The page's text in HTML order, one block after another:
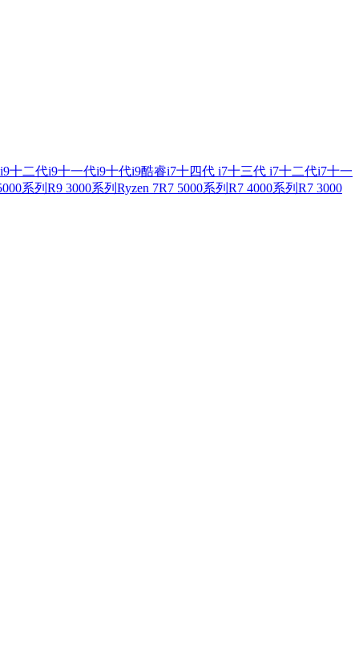
十二代i9十一代i9十代i9酷睿i7十四代 i7十三代 i7十二代i7十一
系列 R9 3000系列 Ryzen 7R7 5000系列 R7 4000系列 R7 3000